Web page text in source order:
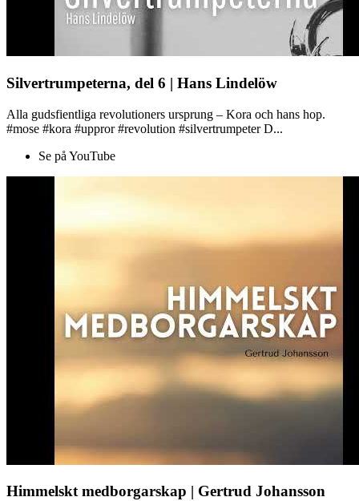
Silvertrumpeterna, del 6 | Hans Lindelöw
Alla gudsfientliga revolutioners ursprung – Kora och hans hop.
#mose #kora #uppror #revolution #silvertrumpeter D...
Se på YouTube
Himmelskt medborgarskap | Gertrud Johansson